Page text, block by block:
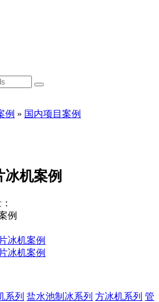
例 » 国内项目案例
冰机案例
冰机案例
冰机案例
系列 盐水池制冰系列 方冰机系列 管